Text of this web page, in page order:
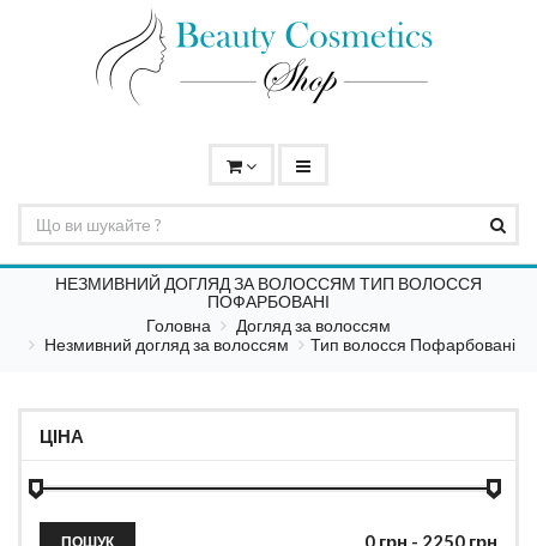
НЕЗМИВНИЙ ДОГЛЯД ЗА ВОЛОССЯМ ТИП ВОЛОССЯ
ПОФАРБОВАНІ
Головна
Догляд за волоссям
Незмивний догляд за волоссям
Тип волосся Пофарбовані
ЦІНА
ПОШУК